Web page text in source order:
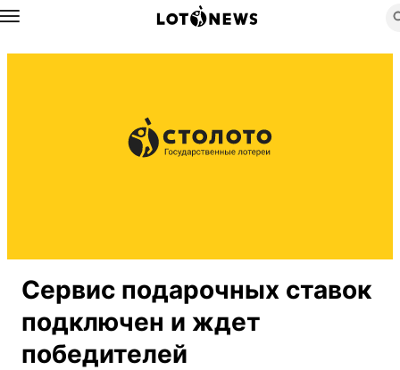
Назад
Сервис подарочных ставок
подключен и ждет
победителей